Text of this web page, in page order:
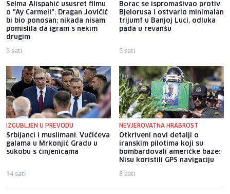
Selma Alispahić ususret filmu
o "Ay Carmeli": Dragan Jovičić
bi bio ponosan; nikada nisam
pomislila da igram s nekim
drugim
5 sati
Borac se ispromašivao protiv
Bjelorusa i ostvario minimalan
trijumf u Banjoj Luci, odluka
pada u revanšu
5 sati
IZGUBLJEN U PREVODU
Srbijanci i muslimani: Vučićeva
galama u Mrkonjić Gradu u
sukobu s činjenicama
14 sati
NEVJEROVATNA HRABROST
Otkriveni novi detalji o
iranskim pilotima koji su
bombardovali američke baze:
Nisu koristili GPS navigaciju
8 sati